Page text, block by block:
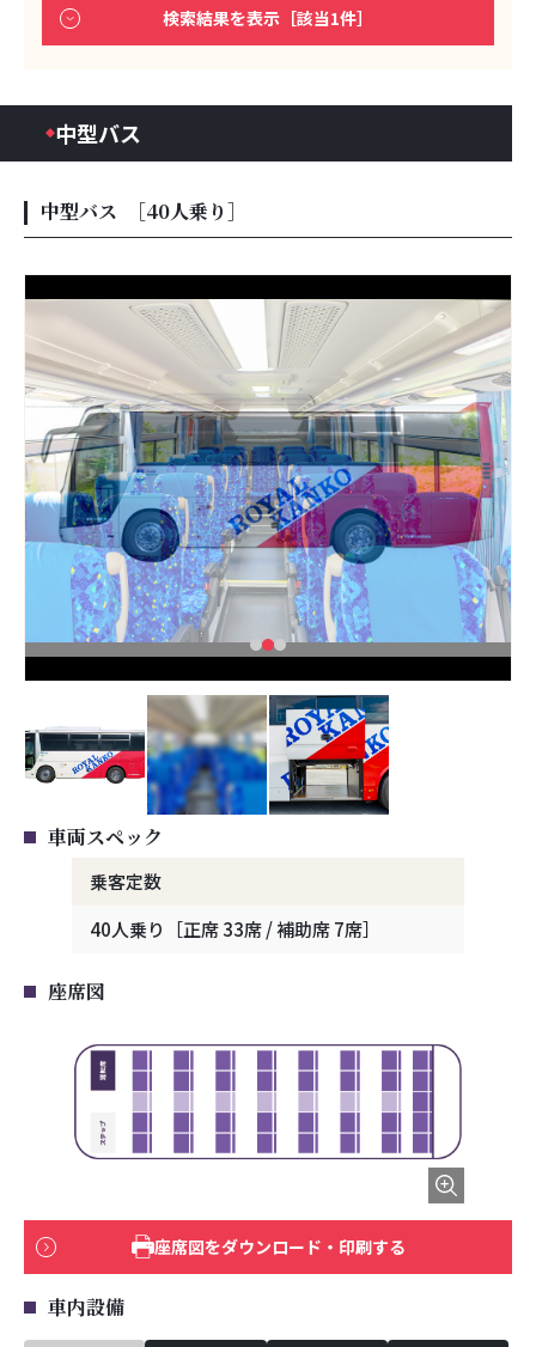
検索結果を表示［該当1件］
中型バス
中型バス ［40人乗り］
車両スペック
乗客定数
40人乗り［正席 33席 / 補助席 7席］
座席図
座席図をダウンロード・印刷する
車内設備